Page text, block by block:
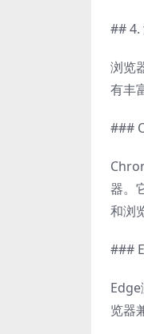
## 4.
浏览
有丰
###
器。
和浏
###
览器